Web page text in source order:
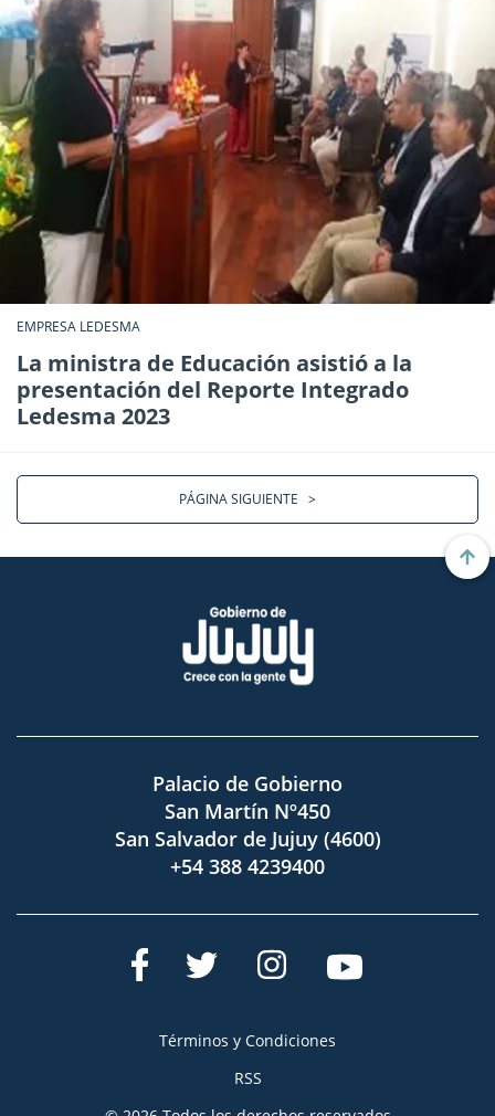
EMPRESA LEDESMA
La ministra de Educación asistió a la
presentación del Reporte Integrado
Ledesma 2023
PÁGINA SIGUIENTE >
Palacio de Gobierno
San Martín Nº450
San Salvador de Jujuy (4600)
+54 388 4239400
Términos y Condiciones
RSS